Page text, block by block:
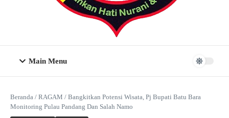
Main Menu
Beranda / RAGAM / Bangkitkan Potensi Wisata, Pj Bupati Batu Bara
Monitoring Pulau Pandang Dan Salah Namo